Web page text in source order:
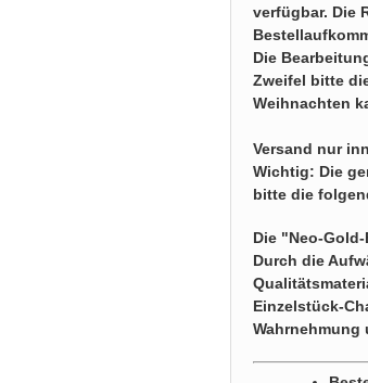
verfügbar. Die
Die
Zweifel bitte
Weihnachten
Versand nur
Wichtig: Die
bitte die
Die "Neo-
Durch die
Einzelstück-
Wahrnehmung